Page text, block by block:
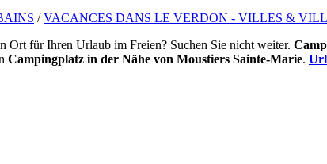
/VACANCES DANS LE VERDON - VILLES &
Ort für Ihren Urlaub im Freien? Suchen Sie nicht weiter.
Campingplatz in der Nähe von Moustiers Sainte-Marie.